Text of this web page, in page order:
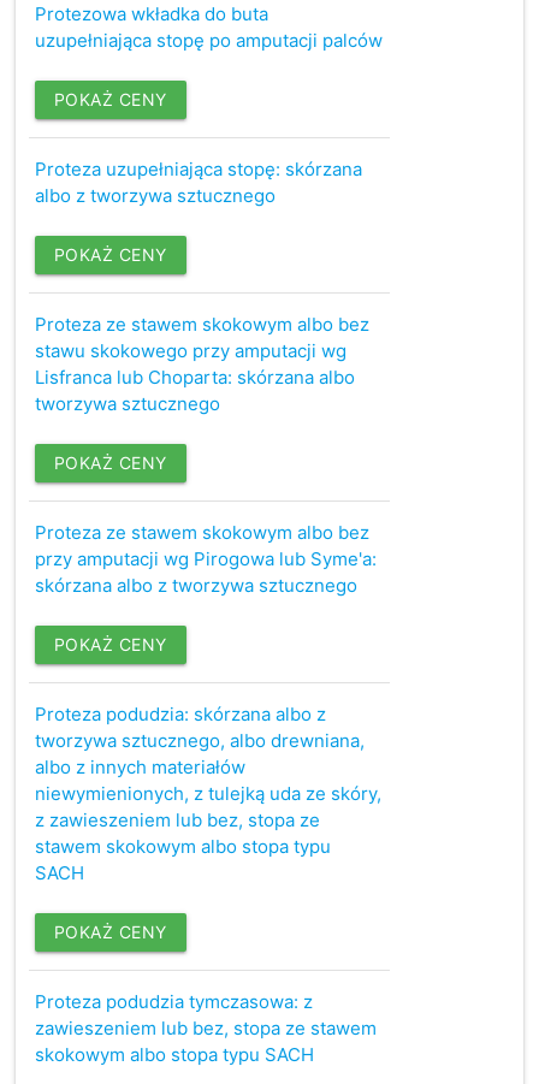
Protezowa wkładka do buta
uzupełniająca stopę po amputacji palców
POKAŻ CENY
Proteza uzupełniająca stopę: skórzana
albo z tworzywa sztucznego
POKAŻ CENY
Proteza ze stawem skokowym albo bez
stawu skokowego przy amputacji wg
Lisfranca lub Choparta: skórzana albo
tworzywa sztucznego
POKAŻ CENY
Proteza ze stawem skokowym albo bez
przy amputacji wg Pirogowa lub Syme'a:
skórzana albo z tworzywa sztucznego
POKAŻ CENY
Proteza podudzia: skórzana albo z
tworzywa sztucznego, albo drewniana,
albo z innych materiałów
niewymienionych, z tulejką uda ze skóry,
z zawieszeniem lub bez, stopa ze
stawem skokowym albo stopa typu
SACH
POKAŻ CENY
Proteza podudzia tymczasowa: z
zawieszeniem lub bez, stopa ze stawem
skokowym albo stopa typu SACH